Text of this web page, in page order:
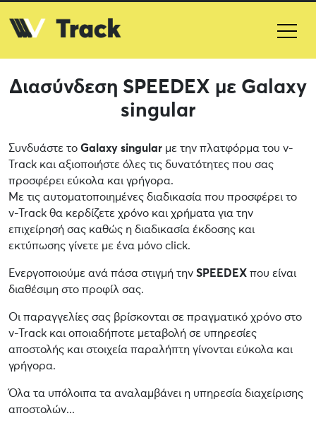
Διασύνδεση SPEEDEX με Galaxy
singular
Συνδυάστε το Galaxy singular με την πλατφόρμα του v-
Track και αξιοποιήστε όλες τις δυνατότητες που σας
προσφέρει εύκολα και γρήγορα.
Με τις αυτοματοποιημένες διαδικασία που προσφέρει το
v-Track θα κερδίζετε χρόνο και χρήματα για την
επιχείρησή σας καθώς η διαδικασία έκδοσης και
εκτύπωσης γίνετε με ένα μόνο click.
Ενεργοποιούμε ανά πάσα στιγμή την SPEEDEX που είναι
διαθέσιμη στο προφίλ σας.
Οι παραγγελίες σας βρίσκονται σε πραγματικό χρόνο στο
v-Track και οποιαδήποτε μεταβολή σε υπηρεσίες
αποστολής και στοιχεία παραλήπτη γίνονται εύκολα και
γρήγορα.
Όλα τα υπόλοιπα τα αναλαμβάνει η υπηρεσία διαχείρισης
αποστολών...